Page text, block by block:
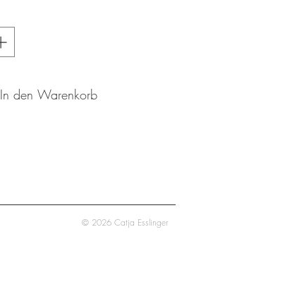
In den Warenkorb
© 2026 Catja Esslinger